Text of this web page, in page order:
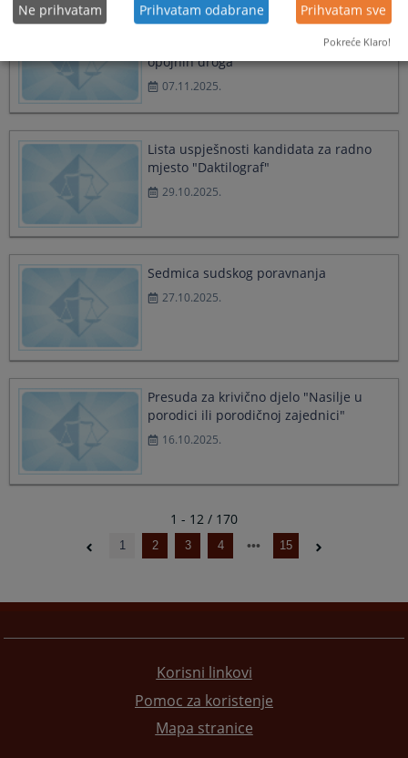
Osuđujuća presuda za krivično djelo
"Neovlaštena proizvodnja i promet
opojnih droga"
07.11.2025.
Lista uspješnosti kandidata za radno
mjesto "Daktilograf"
29.10.2025.
Sedmica sudskog poravnanja
27.10.2025.
Presuda za krivično djelo "Nasilje u
porodici ili porodičnoj zajednici"
16.10.2025.
1 - 12 / 170
1 2 3 4 15
Korisni linkovi
Pomoc za koristenje
Mapa stranice
Ne prihvatam Prihvatam odabrane Prihvatam sve
Pokreće Klaro!